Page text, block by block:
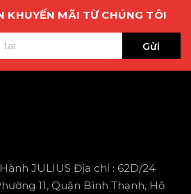
KHUYẾN MÃI TỪ CHÚNG TÔI
Gửi
JULIUS Địa chỉ : 62D/24
11, Quận Bình Thạnh, Hồ